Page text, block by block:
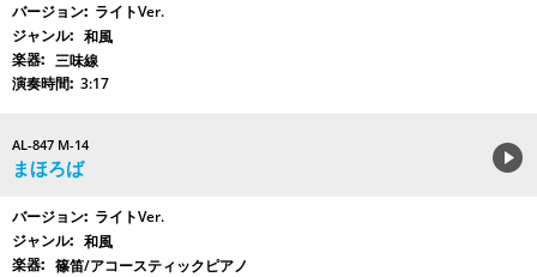
ライトVer.
和風
三味線
3:17
AL-847 M-14
まほろば
ライトVer.
和風
篠笛/アコースティックピアノ